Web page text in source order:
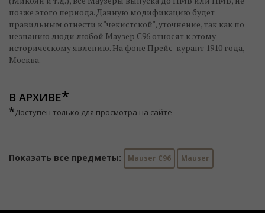
позже этого периода. Данную модификацию будет
правильным отнести к "чекистской", уточнение, так как по
незнанию люди любой Маузер С96 относят к этому
историческому явлению. На фоне Прейс-курант 1910 года,
Москва.
В АРХИВЕ
*Доступен только для просмотра на сайте
Показать все предметы: Mauser C96 Mauser